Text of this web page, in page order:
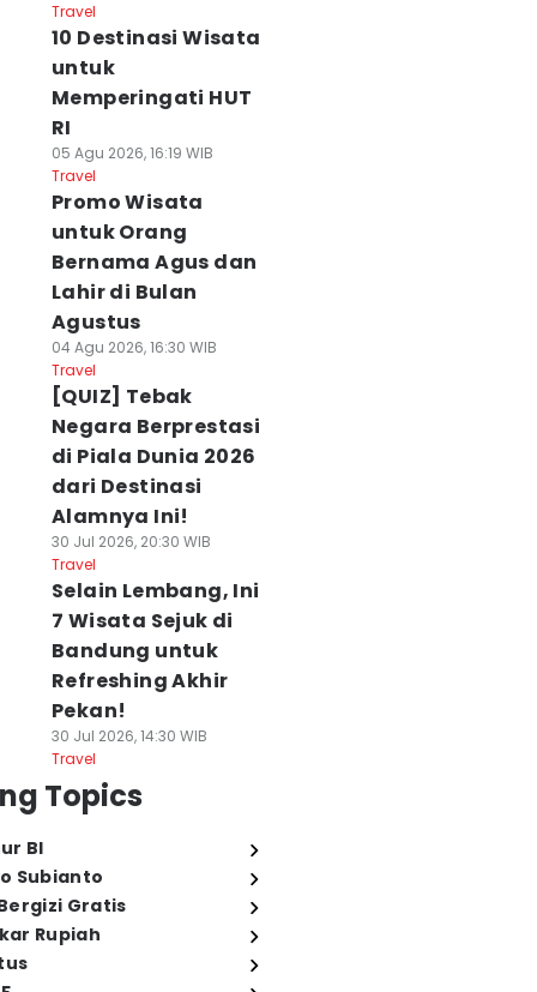
Travel
10 Destinasi Wisata
untuk
Memperingati HUT
RI
05 Agu 2026, 16:19 WIB
Travel
Promo Wisata
untuk Orang
Bernama Agus dan
Lahir di Bulan
Agustus
04 Agu 2026, 16:30 WIB
Travel
[QUIZ] Tebak
Negara Berprestasi
di Piala Dunia 2026
dari Destinasi
Alamnya Ini!
30 Jul 2026, 20:30 WIB
Travel
Selain Lembang, Ini
7 Wisata Sejuk di
Bandung untuk
Refreshing Akhir
Pekan!
30 Jul 2026, 14:30 WIB
Travel
Topics
BI
Subianto
Gratis
Rupiah